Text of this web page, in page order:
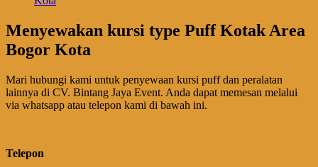
Menyewakan kursi type Puff Kotak Area
Bogor Kota
Mari hubungi kami untuk penyewaan kursi puff dan peralatan
lainnya di CV. Bintang Jaya Event. Anda dapat memesan melalui
via whatsapp atau telepon kami di bawah ini.
Telepon